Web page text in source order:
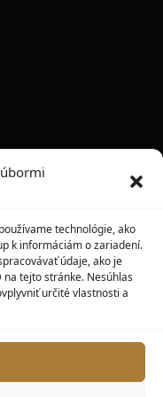
technológie, ako
k informáciám o zariadení.
údaje, ako je
tejto stránke. Nesúhlas
určité vlastnosti a